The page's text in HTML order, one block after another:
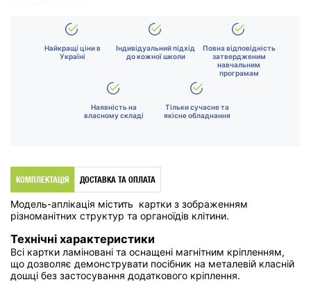
Найкращі ціни в
Україні
Індивідуальний підхід
до кожної школи
Повна відповідність
затвердженим
навчальним
програмам
Наявність на
власному складі
Тільки сучасне та
якісне обладнання
КОМПЛЕКТАЦІЯ ДОСТАВКА ТА ОПЛАТА
Модель-аплікація містить картки з зображенням
різноманітних структур та органоїдів клітини.
Технічні характеристики
Всі картки ламіновані та оснащені магнітним кріпленням,
що дозволяє демонструвати посібник на металевій класній
дошці без застосування додаткового кріплення.